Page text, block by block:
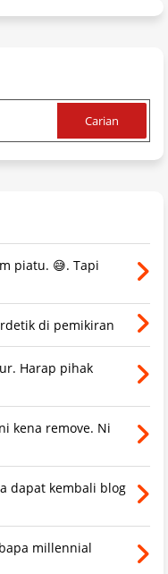
piatu. 😅. Tapi
di pemikiran
Harap pihak
kena remove. Ni
dapat kembali blog
millennial